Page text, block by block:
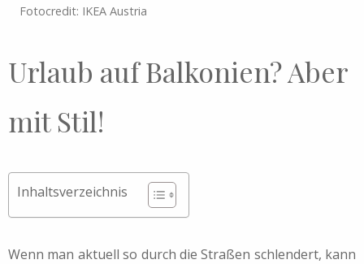
Fotocredit: IKEA Austria
Urlaub auf Balkonien? Aber
mit Stil!
Inhaltsverzeichnis
Wenn man aktuell so durch die Straßen schlendert, kann